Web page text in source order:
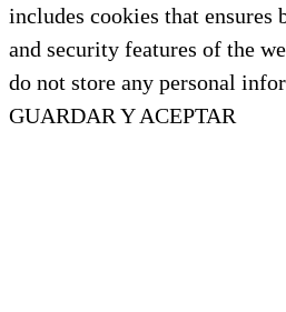
includes cookies that ensures
and security features of the
do not store any personal
GUARDAR Y ACEPTAR